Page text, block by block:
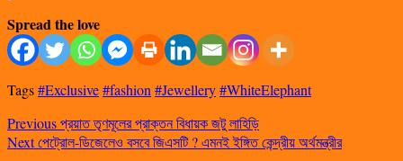
Spread the love
Tags#Exclusive#fashion #Jewellery#WhiteElephant
Previousপ্রয়াত তৃণমূলের প্রাক্তন বিধায়ক জটু লাহিড়ি
Nextপেট্রোল-ডিজেলেও বসবে জিএসটি ? এমনই ইঙ্গিত কেন্দ্রীয় অর্থমন্ত্রীর